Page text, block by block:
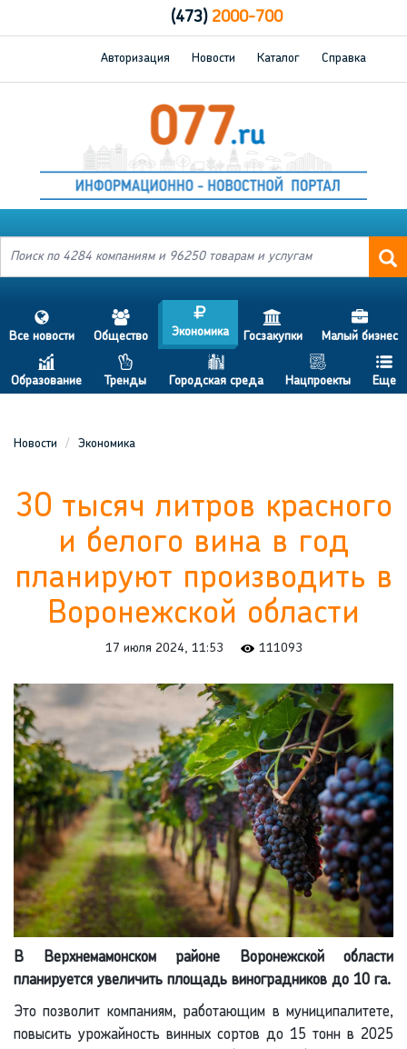
(473)2000-700
Авторизация Новости Каталог Справка
s
Все новости
a
Общество
j
Экономика
h
Госзакупки
d
Малый бизнес
c
Образование
p
Тренды
b
Городская среда
g
Нацпроекты
f
Еще
Новости Экономика
30 тысяч литров красного
и белого вина в год
планируют производить в
Воронежской области
17 июля 2024, 11:53 111093
В Верхнемамонском районе Воронежской области
планируется увеличить площадь виноградников до 10 га.
Это позволит компаниям, работающим в муниципалитете,
повысить урожайность винных сортов до 15 тонн в 2025